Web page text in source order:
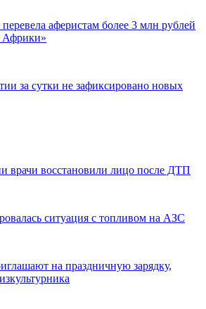
аферистам более 3 млн рублей
Африки»
за сутки не зафиксировано новых
врачи восстановили лицо после ДТП
ситуация с топливом на АЗС
на праздничную зарядку,